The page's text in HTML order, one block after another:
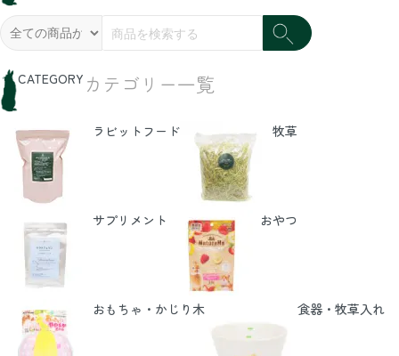
CATEGORY カテゴリー一覧
ラビットフード 牧草
サプリメント おやつ
おもちゃ・かじり木 食器・牧草入れ